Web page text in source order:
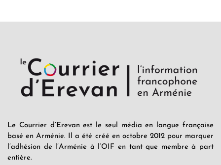
Le Courrier d’Erevan est le seul média en langue française
basé en Arménie. Il a été créé en octobre 2012 pour marquer
l’adhésion de l’Arménie à l’OIF en tant que membre à part
entière.